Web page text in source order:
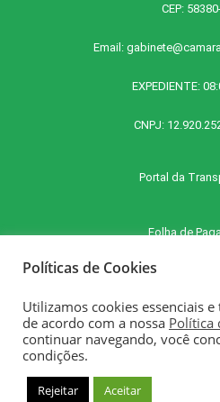
CEP:
Email:
EXPEDIENTE:
CNPJ:
Portal da
Folha de
E-SIC - Serviço Eletrônico de
Políticas de Cookies
Utilizamos cookies essenciais
de acordo com a nossa Política
continuar navegando, você
condições.
Rejeitar Aceitar